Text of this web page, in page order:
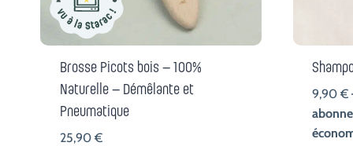
Brosse Picots bois – 100%
Naturelle – Démêlante et
Pneumatique
25,90€
9,90€